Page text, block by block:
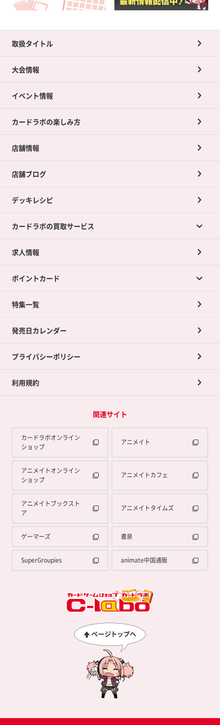
取扱タイトル
大会情報
イベント情報
カードラボの楽しみ方
店舗情報
店舗ブログ
デッキレシピ
カードラボの買取サービス
カードラボの買取サービスTOP
店舗買取について
ネット買取について
買取承諾書について
求人情報
ポイントカード
ポイントカードTOP
ポイント交換景品
特集一覧
発売日カレンダー
プライバシーポリシー
利用規約
関連サイト
カードラボオンライン
ショップ
アニメイト
アニメイトオンライン
ショップ
アニメイトカフェ
アニメイトブックスト
ア
アニメイトタイムズ
ゲーマーズ 書泉
SuperGroupies animate中国通販